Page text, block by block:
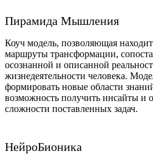
Пирамида Мышления
Коуч модель, позволяющая
маршруты трансформации,
осознанной и описанной
жизнедеятельности человека.
формировать новые области
возможность получить инсайты и
сложности поставленных задач.
НейроБионика